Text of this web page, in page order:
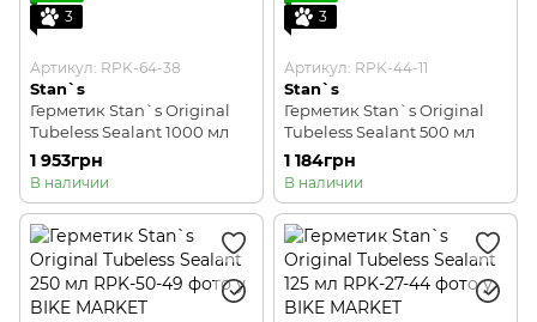
3
Артикул: RPK-64-38
Stan`s
Герметик Stan`s Original
Tubeless Sealant 1000 мл
1 953грн
В наличии
3
Артикул: RPK-44-11
Stan`s
Герметик Stan`s Original
Tubeless Sealant 500 мл
1 184грн
В наличии